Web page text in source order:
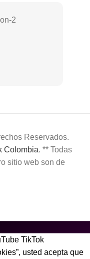
Reservados.
Colombia. ** Todas
sitio web son de
TikTok
usted acepta que